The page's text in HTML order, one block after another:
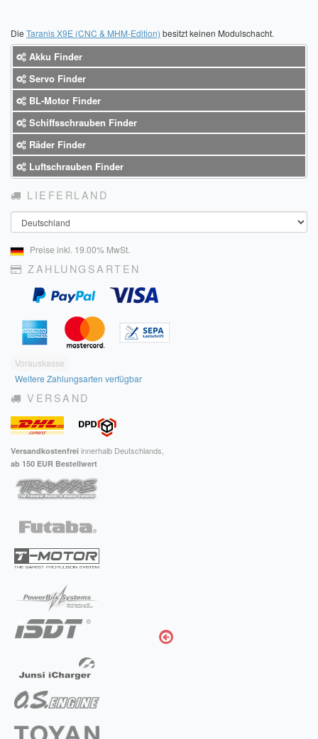
Die Taranis X9E (CNC & MHM-Edition) besitzt keinen Modulschacht.
Akku Finder
Servo Finder
BL-Motor Finder
Schiffsschrauben Finder
Räder Finder
Luftschrauben Finder
LIEFERLAND
Land
Preise inkl. 19.00% MwSt.
ZAHLUNGSARTEN
Vorauskasse
Weitere Zahlungsarten verfügbar
VERSAND
Versandkostenfrei innerhalb Deutschlands,
ab 150 EUR Bestellwert